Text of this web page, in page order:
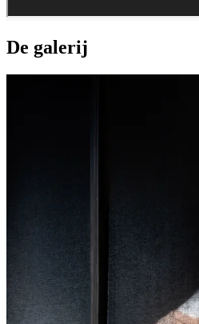
De galerij